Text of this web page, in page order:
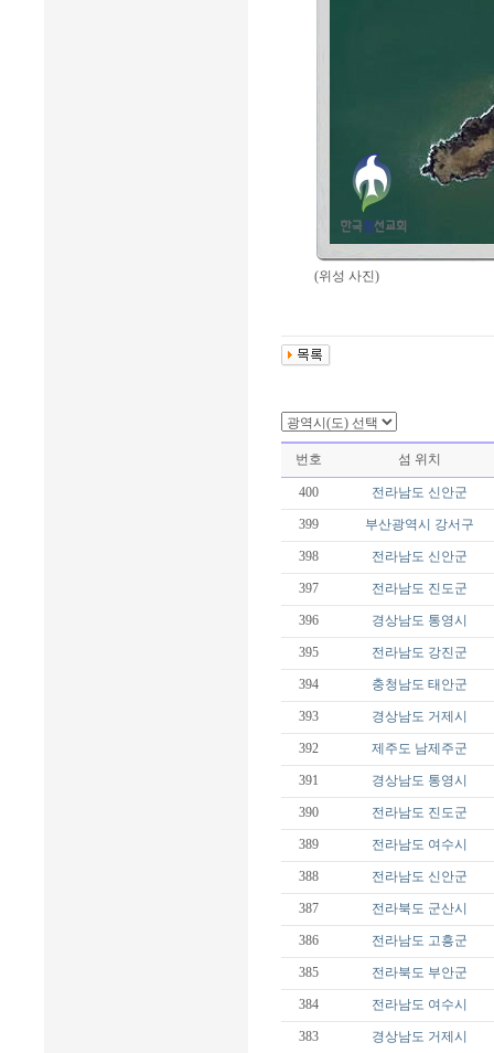
(위성 사진)
번호 섬 위치
400 전라남도 신안군
399 부산광역시 강서구
398 전라남도 신안군
397 전라남도 진도군
396 경상남도 통영시
395 전라남도 강진군
394 충청남도 태안군
393 경상남도 거제시
392 제주도 남제주군
391 경상남도 통영시
390 전라남도 진도군
389 전라남도 여수시
388 전라남도 신안군
387 전라북도 군산시
386 전라남도 고흥군
385 전라북도 부안군
384 전라남도 여수시
383 경상남도 거제시